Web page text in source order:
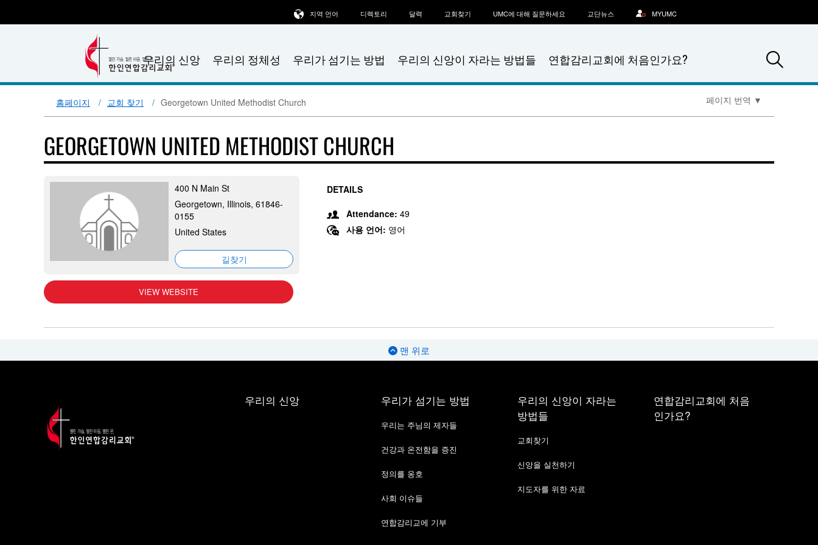
우리의 신앙 우리의 정체성 우리가 섬기는 방법 우리의 신앙이 자라는 방법들 연합감리교회에 처음인가요?
지역 언어 디렉토리 달력 교회찾기 UMC에 대해 질문하세요 교단뉴스 MYUMC
홈페이지 교회 찾기 Georgetown United Methodist Church 페이지 번역 ▼
GEORGETOWN UNITED METHODIST CHURCH
400 N Main St
Georgetown, Illinois, 61846-
0155
United States
길찾기
VIEW WEBSITE
DETAILS
Attendance: 49
사용 언어: 영어
맨 위로
우리의 신앙 우리가 섬기는 방법
우리는 주님의 제자들
건강과 온전함을 증진
정의를 옹호
사회 이슈들
연합감리교에 기부
우리의 신앙이 자라는
방법들
교회찾기
신앙을 실천하기
지도자를 위한 자료
연합감리교회에 처음
인가요?